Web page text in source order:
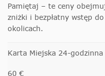
Pamiętaj – te ceny
zniżki i bezpłatny wstęp
okolicach.
Karta Miejska 24-godzinna
60 €